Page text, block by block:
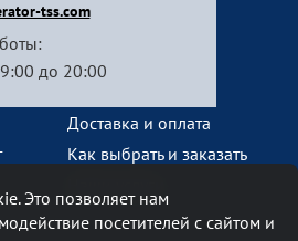
tss.com
9:00 до 20:00
Доставка и оплата
Как выбрать и заказать
Это позволяет нам
посетителей с сайтом и